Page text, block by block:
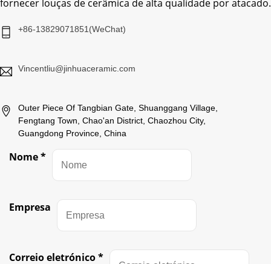
fornecer louças de cerâmica de alta qualidade por atacado.
+86-13829071851(WeChat)
Vincentliu@jinhuaceramic.com
Outer Piece Of Tangbian Gate, Shuanggang Village,
Fengtang Town, Chao'an District, Chaozhou City,
Guangdong Province, China
Nome*
Empresa
Correio eletrónico*